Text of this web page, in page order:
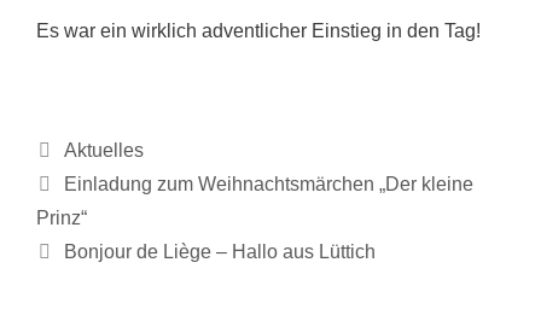
Es war ein wirklich adventlicher Einstieg in den Tag!
Kategorien
Aktuelles
Einladung zum Weihnachtsmärchen „Der kleine
Prinz“
Bonjour de Liège – Hallo aus Lüttich